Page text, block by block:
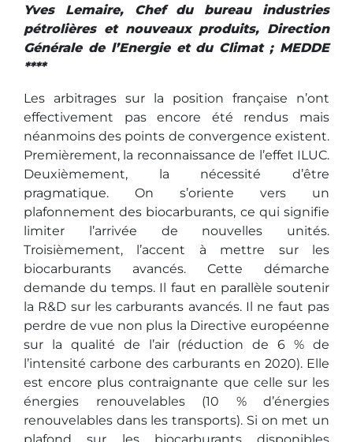
Yves Lemaire, Chef du bureau industries
pétrolières et nouveaux produits, Direction
Générale de l’Energie et du Climat ; MEDDE
****
Les arbitrages sur la position française n’ont
effectivement pas encore été rendus mais
néanmoins des points de convergence existent.
Premièrement, la reconnaissance de l’effet ILUC.
Deuxièmement, la nécessité d’être
pragmatique. On s’oriente vers un
plafonnement des biocarburants, ce qui signifie
limiter l’arrivée de nouvelles unités.
Troisièmement, l’accent à mettre sur les
biocarburants avancés. Cette démarche
demande du temps. Il faut en parallèle soutenir
la R&D sur les carburants avancés. Il ne faut pas
perdre de vue non plus la Directive européenne
sur la qualité de l’air (réduction de 6 % de
l’intensité carbone des carburants en 2020). Elle
est encore plus contraignante que celle sur les
énergies renouvelables (10 % d’énergies
renouvelables dans les transports). Si on met un